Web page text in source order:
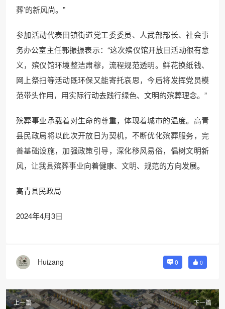
葬’的新风尚。”
参加活动代表田镇街道党工委委员、人武部部长、社会事
务办公室主任郭振振表示：“这次殡仪馆开放日活动很有意
义，殡仪馆环境整洁肃穆，流程规范透明。鲜花换纸钱、
网上祭扫等活动既环保又能寄托哀思，今后将发挥党员模
范带头作用，用实际行动去践行绿色、文明的殡葬理念。”
殡葬事业承载着对生命的尊重，体现着城市的温度。高青
县民政局将以此次开放日为契机，不断优化殡葬服务，完
善基础设施，加强政策引导，深化移风易俗，倡树文明新
风，让我县殡葬事业向着健康、文明、规范的方向发展。
高青县民政局
2024年4月3日
Huizang 0 0
上一篇
下一篇